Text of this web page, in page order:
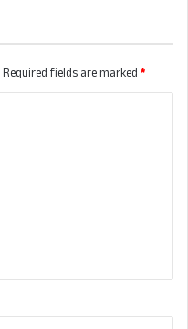
Required fields are marked *